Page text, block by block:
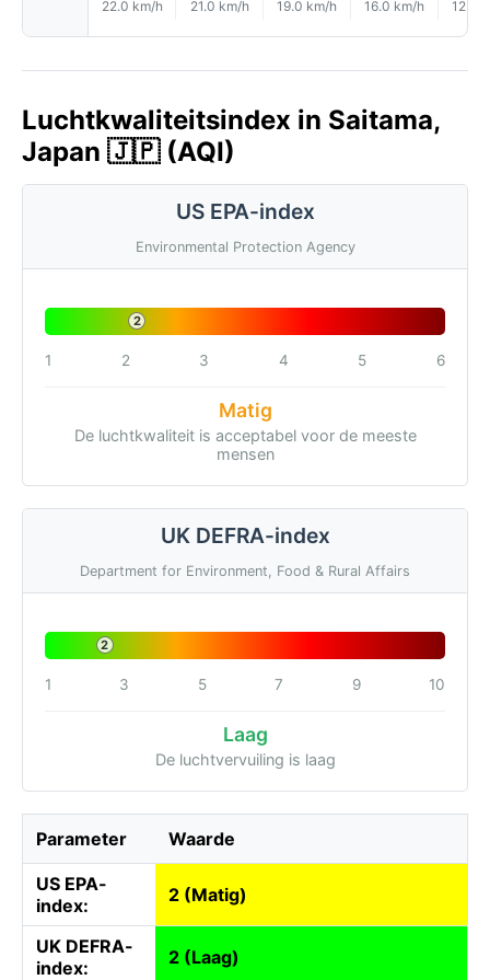
22.0 km/h 21.0 km/h 19.0 km/h 16.0 km/h 12.0
Luchtkwaliteitsindex in Saitama,
Japan 🇯🇵 (AQI)
US EPA-index
Environmental Protection Agency
2
1 2 3 4 5 6
Matig
De luchtkwaliteit is acceptabel voor de meeste
mensen
UK DEFRA-index
Department for Environment, Food & Rural Affairs
2
1 3 5 7 9 10
Laag
De luchtvervuiling is laag
Parameter Waarde
US EPA-
index:
2 (Matig)
UK DEFRA-
index:
2 (Laag)